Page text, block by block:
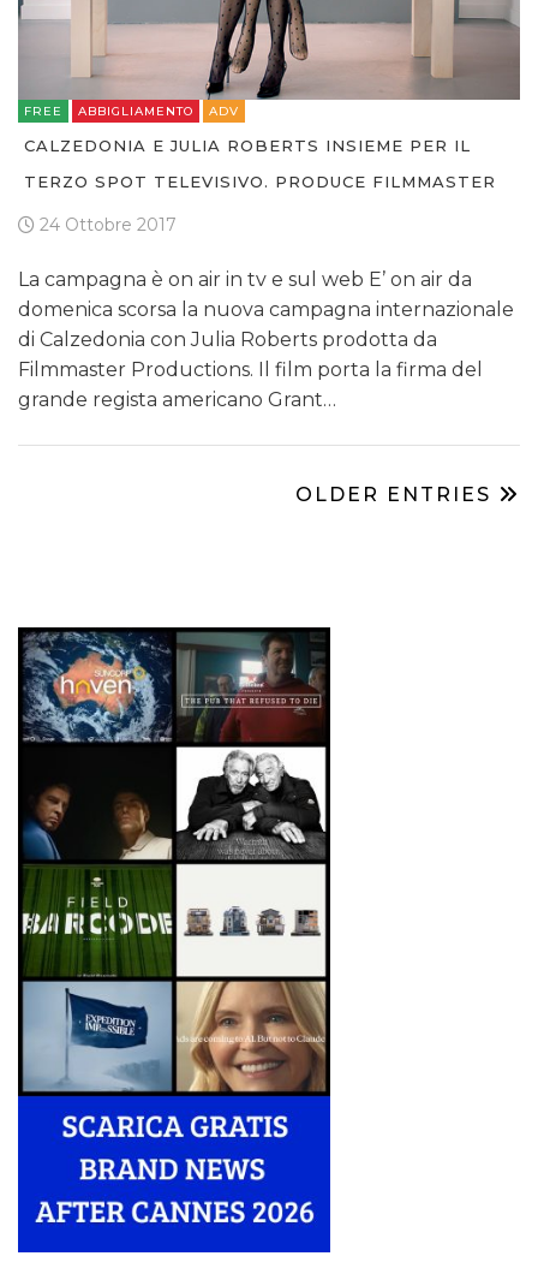
FREE ABBIGLIAMENTO ADV
CALZEDONIA E JULIA ROBERTS INSIEME PER IL
TERZO SPOT TELEVISIVO. PRODUCE FILMMASTER
24 Ottobre 2017
La campagna è on air in tv e sul web E’ on air da
domenica scorsa la nuova campagna internazionale
di Calzedonia con Julia Roberts prodotta da
Filmmaster Productions. Il film porta la firma del
grande regista americano Grant…
OLDER ENTRIES